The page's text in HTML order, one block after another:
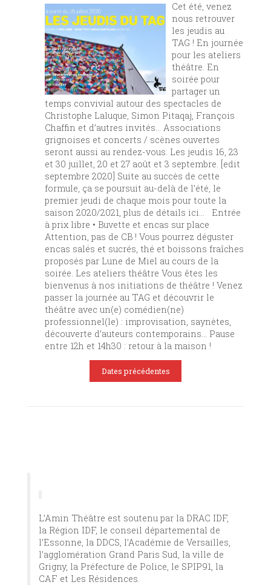
Cet été, venez
nous retrouver
les jeudis au
TAG ! En journée
pour les ateliers
théâtre. En
soirée pour
partager un
temps convivial autour des spectacles de
Christophe Laluque, Simon Pitaqaj, François
Chaffin et d’autres invités… Associations
grignoises et concerts / scènes ouvertes
seront aussi au rendez-vous. Les jeudis 16, 23
et 30 juillet, 20 et 27 août et 3 septembre. [edit
septembre 2020] Suite au succès de cette
formule, ça se poursuit au-delà de l’été, le
premier jeudi de chaque mois pour toute la
saison 2020/2021, plus de détails ici… Entrée
à prix libre • Buvette et encas sur place
Attention, pas de CB ! Vous pourrez déguster
encas salés et sucrés, thé et boissons fraîches
proposés par Lune de Miel au cours de la
soirée. Les ateliers théâtre Vous êtes les
bienvenus à nos initiations de théâtre ! Venez
passer la journée au TAG et découvrir le
théâtre avec un(e) comédien(ne)
professionnel(le) : improvisation, saynètes,
découverte d’auteurs contemporains… Pause
entre 12h et 14h30 : retour à la maison !
Dates précédentes
L’Amin Théâtre est soutenu par la DRAC IDF,
la Région IDF, le conseil départemental de
l’Essonne, la DDCS, l’Académie de Versailles,
l’agglomération Grand Paris Sud, la ville de
Grigny, la Préfecture de Police, le SPIP91, la
CAF et Les Résidences.